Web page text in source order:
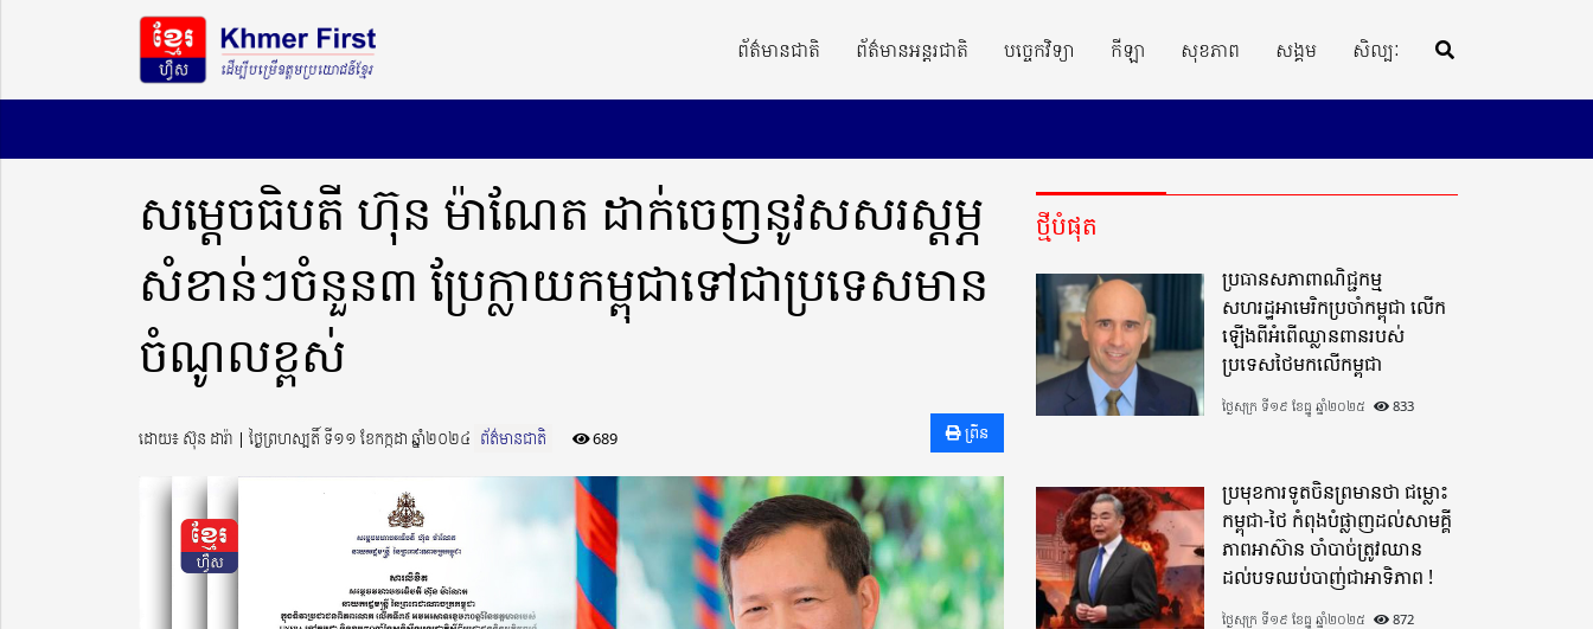
ព័ត៌មានជាតិ ព័ត៌មានអន្តរជាតិ បច្ចេកវិទ្យា កីឡា សុខភាព សង្គម សិល្បៈ
សម្ដេចធិបតី ហ៊ុន ម៉ាណែត ដាក់ចេញនូវសសរស្ដម្ភ
សំខាន់ៗចំនួន៣ ប្រែក្លាយកម្ពុជាទៅជាប្រទេសមាន
ចំណូលខ្ពស់
ដោយ៖ ស៊ុន ដារ៉ា ​​ | ថ្ងៃព្រហស្បតិ៍ ទី១១ ខែកក្កដា ឆ្នាំ២០២៤ ព័ត៌មានជាតិ 689 ព្រីន
ថ្មីបំផុត
ប្រធានសភាពាណិជ្ជកម្ម
សហរដ្ឋអាមេរិកប្រចាំកម្ពុជា លើក
ឡើងពីអំពើឈ្លានពានរបស់
ប្រទេសថៃមកលើកម្ពុជា
ថ្ងៃសុក្រ ទី១៩ ខែធ្នូ ឆ្នាំ២០២៥ 833
ប្រមុខការទូតចិនព្រមានថា ជម្លោះ
កម្ពុជា-ថៃ កំពុងបំផ្លាញដល់សាមគ្គី
ភាពអាស៊ាន ចាំបាច់ត្រូវឈាន
ដល់បទឈប់បាញ់ជាអាទិភាព !
ថ្ងៃសុក្រ ទី១៩ ខែធ្នូ ឆ្នាំ២០២៥ 872